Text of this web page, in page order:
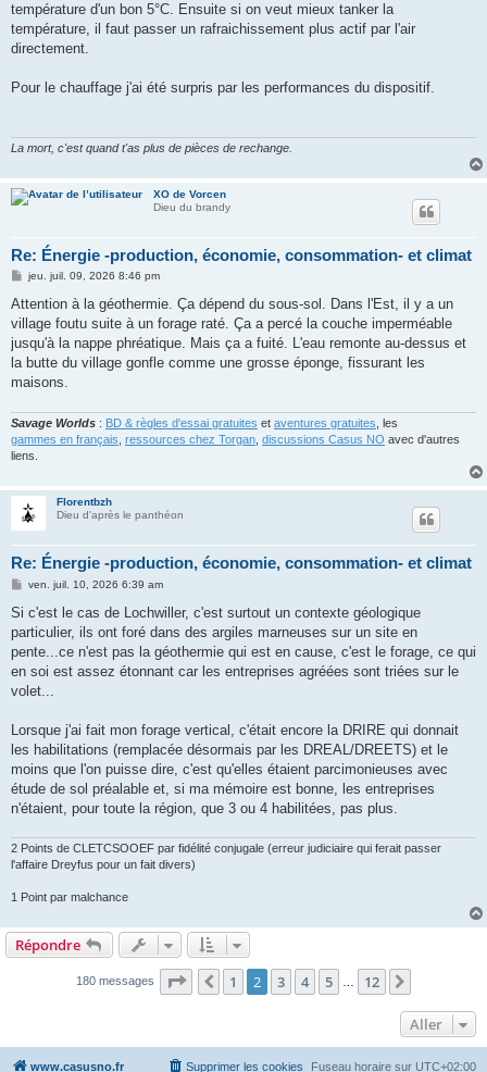
température d'un bon 5°C. Ensuite si on veut mieux tanker la
température, il faut passer un rafraichissement plus actif par l'air
directement.
Pour le chauffage j'ai été surpris par les performances du dispositif.
La mort, c'est quand t'as plus de pièces de rechange.
XO de Vorcen
Dieu du brandy
Re: Énergie -production, économie, consommation- et climat
M
s
a
g
jeu. juil. 09, 2026 8:46 pm
Attention à la géothermie. Ça dépend du sous-sol. Dans l'Est, il y a un
village foutu suite à un forage raté. Ça a percé la couche imperméable
jusqu'à la nappe phréatique. Mais ça a fuité. L'eau remonte au-dessus et
la butte du village gonfle comme une grosse éponge, fissurant les
maisons.
Savage Worlds : BD & règles d'essai gratuites et aventures gratuites , les
gammes en français ressources chez Torgan discussions Casus NO avec d'autres
liens.
Florentbzh
Dieu d'après le panthéon
Re: Énergie -production, économie, consommation- et climat
M
a
g
ven. juil. 10, 2026 6:39 am
Si c'est le cas de Lochwiller, c'est surtout un contexte géologique
particulier, ils ont foré dans des argiles marneuses sur un site en
pente...ce n'est pas la géothermie qui est en cause, c'est le forage, ce qui
en soi est assez étonnant car les entreprises agréées sont triées sur le
volet...
Lorsque j'ai fait mon forage vertical, c'était encore la DRIRE qui donnait
les habilitations (remplacée désormais par les DREAL/DREETS) et le
moins que l'on puisse dire, c'est qu'elles étaient parcimonieuses avec
étude de sol préalable et, si ma mémoire est bonne, les entreprises
n'étaient, pour toute la région, que 3 ou 4 habilitées, pas plus.
2 Points de CLETCSOOEF par fidélité conjugale (erreur judiciaire qui ferait passer
l'affaire Dreyfus pour un fait divers)
1 Point par malchance
Répondre
180 messages Page sur12
Précédent
1 2 3 4 5 12
Aller
www.casusno.fr Fuseau horaire sur UTC+02:00
Supprimer les cookies